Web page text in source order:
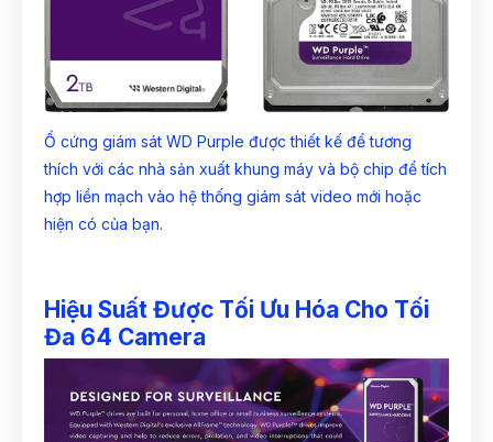
Ổ cứng giám sát WD Purple được thiết kế để tương
thích với các nhà sản xuất khung máy và bộ chip để tích
hợp liền mạch vào hệ thống giám sát video mới hoặc
hiện có của bạn.
Hiệu Suất Được Tối Ưu Hóa Cho Tối
Đa 64 Camera